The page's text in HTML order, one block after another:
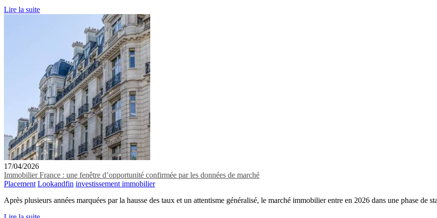
Lire la suite
17/04/2026
Immobilier France : une fenêtre d’opportunité confirmée par les données de marché
Placement Lookandfin investissement immobilier
Après plusieurs années marquées par la hausse des taux et un attentisme généralisé, le marché immobilier entre en 2026 dans une phase de